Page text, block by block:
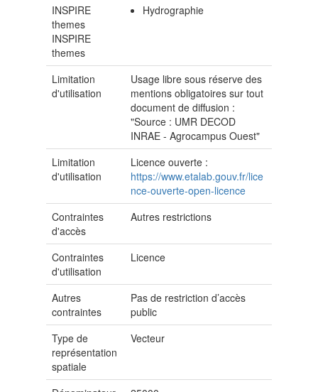
INSPIRE
themes
INSPIRE
themes
Hydrographie
Limitation
d'utilisation
Usage libre sous réserve des
mentions obligatoires sur tout
document de diffusion :
"Source : UMR DECOD
INRAE - Agrocampus Ouest"
Limitation
d'utilisation
Licence ouverte :
https://www.etalab.gouv.fr/lice
nce-ouverte-open-licence
Contraintes
d'accès
Autres restrictions
Contraintes
d'utilisation
Licence
Autres
contraintes
Pas de restriction d’accès
public
Type de
représentation
spatiale
Vecteur